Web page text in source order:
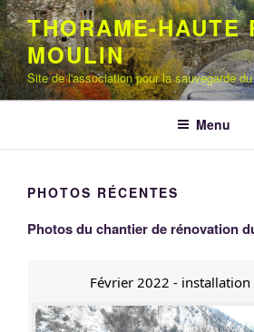
Aller
au
contenu
principal
THORAME-HAUTE
MOULIN
Site de l'association pour la sauvegarde
Menu
PHOTOS RÉCENTES
Photos du chantier de rénovation
Février 2022 -